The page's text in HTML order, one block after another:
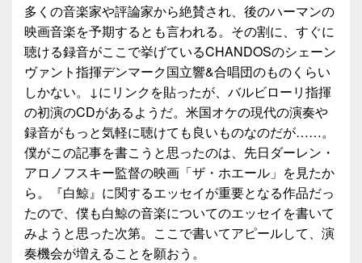
多くの音楽家や評論家から絶賛され、後のハーマンの
映画音楽を予期するとも言われる。その割に、すぐに
聴ける録音がここで挙げているCHANDOSのシェーン
ヴァント指揮デンマーク国立響&合唱団のものくらい
しかない。↓にリンクを貼ったが、バルビローリ指揮
の初演のCDがあるようだ。米国オケの現代の演奏や
録音がもっと気軽に聴けても良いものなのだが……。
僕がこの記事を書こうと思ったのは、先日ダーレン・
アロノフスキー監督の映画「ザ・ホエール」を見たか
ら。『白鯨』に関するエッセイが重要となる作品だっ
たので、僕も白鯨の音楽についてのエッセイを書いて
みようと思った次第。ここで書いてアピールして、演
奏機会が増えることを願おう。